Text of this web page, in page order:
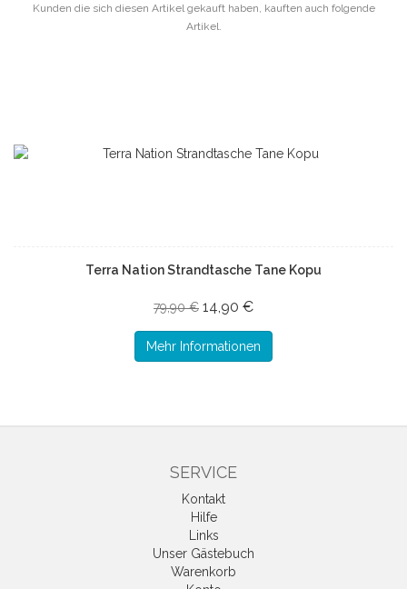
Kunden die sich diesen Artikel gekauft haben, kauften auch folgende
Artikel.
Terra Nation Strandtasche Tane Kopu
79,90 € 14,90 €
Mehr Informationen
SERVICE
Kontakt
Hilfe
Links
Unser Gästebuch
Warenkorb